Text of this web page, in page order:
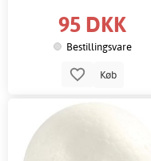
95 DKK
Bestillingsvare
Køb